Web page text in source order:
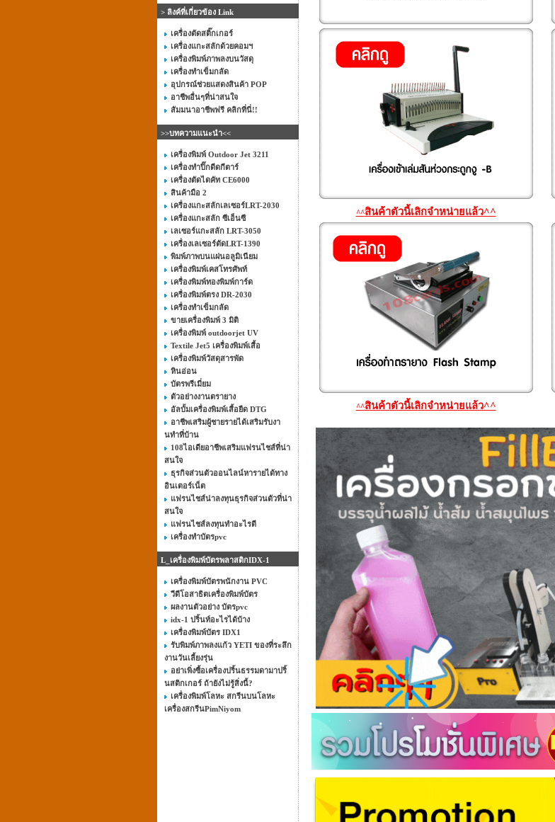
> ลิงค์ที่เกี่ยวข้อง Link
เครื่องตัดสติ๊กเกอร์
เครื่องแกะสลักด้วยคอมฯ
เครื่องพิมพ์ภาพลงบนวัสดุ
เครื่องทำเข็มกลัด
อุปกรณ์ช่วยแสดงสินค้า POP
อาชีพอื่นๆที่น่าสนใจ
สัมมนาอาชีพฟรี คลิกที่นี่!!
>>บทความแนะนำ<<
เครื่องพิมพ์ Outdoor Jet 3211
เครื่องทำปิ๊กดีดกีตาร์
เครื่องตัดไดคัท CE6000
สินค้ามือ 2
เครื่องแกะสลักเลเซอร์LRT-2030
เครื่องแกะสลัก ซีเอ็นซี
เลเซอร์แกะสลัก LRT-3050
เครื่องเลเซอร์ตัดLRT-1390
พิมพ์ภาพบนแผ่นอลูมิเนียม
เครื่องพิมพ์เคสโทรศัพท์
เครื่องพิมพ์ทองพิมพ์การ์ด
เครื่องพิมพ์ตรง DR-2030
เครื่องทำเข็มกลัด
ขายเครื่องพิมพ์ 3 มิติ
เครื่องพิมพ์ outdoorjet UV
Textile Jet5 เครื่องพิมพ์เสื้อ
เครื่องพิมพ์วัสดุสารพัด
หินอ่อน
บัตรพรีเมี่ยม
ตัวอย่างงานตรายาง
อัลบั้มเครื่องพิมพ์เสื้อยืด DTG
อาชีพเสริมผู้ชายรายได้เสริมรับงา
นทําที่บ้าน
108ไอเดียอาชีพเสริมแฟรนไชส์ที่น่า
สนใจ
ธุรกิจส่วนตัวออนไลน์หารายได้ทาง
อินเตอร์เน็ต
แฟรนไชส์น่าลงทุนธุรกิจส่วนตัวที่น่า
สนใจ
แฟรนไชส์ลงทุนทําอะไรดี
เครื่องทำบัตรpvc
L_เครื่องพิมพ์บัตรพลาสติกIDX-1
เครื่องพิมพ์บัตรพนักงาน PVC
วีดีโอสาธิตเครื่องพิมพ์บัตร
ผลงานตัวอย่าง บัตรpvc
idx-1 ปริ้นท์อะไรได้บ้าง
เครื่องพิมพ์บัตร IDX1
รับพิมพ์ภาพลงแก้ว YETI ของที่ระลึก
งานวันเลี้ยงรุ่น
อย่าเพิ่งซื้อเครื่องปริ้นธรรมดามาปริ้
นสติกเกอร์ ถ้ายังไม่รู้สิ่งนี้?
เครื่องพิมพ์โลหะ สกรีนบนโลหะ
เครื่องสกรีนPimNiyom
^^สินค้าตัวนี้เลิกจำหน่ายแล้ว^^
^^สินค้าตัวนี้เลิกจำหน่ายแล้ว^^